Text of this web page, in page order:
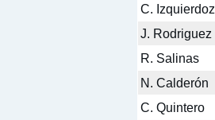
C. Izquierdoz
J. Rodriguez
R. Salinas
N. Calderón
C. Quintero